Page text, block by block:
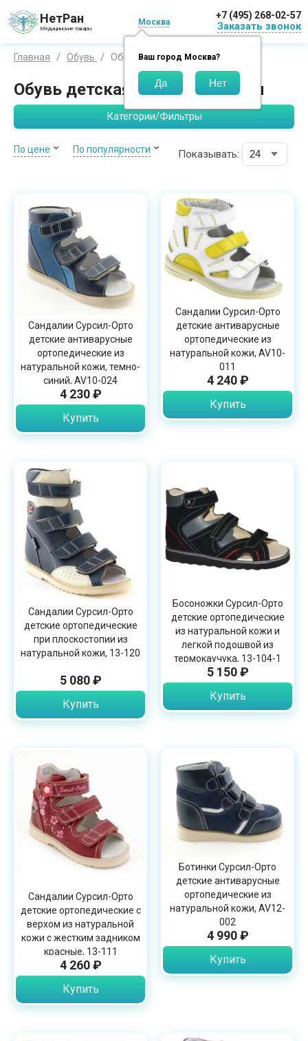
НетРан
Медицинские товары
Москва
Ваш город Москва?
+7 (495) 268-02-57
Заказать звонок
Главная Обувь Обувь для детей
Обувь детская ортопедическая
Категории/Фильтры
По цене По популярности Показывать:
Сандалии Сурсил-Орто
детские антиварусные
ортопедические из
натуральной кожи, темно-
синий, AV10-024
4 230 ₽
Купить
Сандалии Сурсил-Орто
детские антиварусные
ортопедические из
натуральной кожи, AV10-
011
4 240 ₽
Купить
Сандалии Сурсил-Орто
детские ортопедические
при плоскостопии из
натуральной кожи, 13-120
5 080 ₽
Купить
Босоножки Сурсил-Орто
детские ортопедические
из натуральной кожи и
легкой подошвой из
термокаучука, 13-104-1
5 150 ₽
Купить
Сандалии Сурсил-Орто
детские ортопедические с
верхом из натуральной
кожи с жестким задником
красные, 13-111
4 260 ₽
Купить
Ботинки Сурсил-Орто
детские антиварусные
ортопедические из
натуральной кожи, AV12-
002
4 990 ₽
Купить